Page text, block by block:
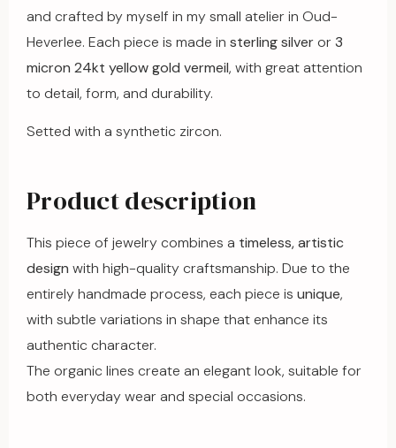
and crafted by myself in my small atelier in Oud-
Heverlee. Each piece is made in sterling silveror3
micron 24kt yellow gold vermeil, with great attention
to detail, form, and durability.
Setted with a synthetic zircon.
Product description
This piece of jewelry combines a timeless, artistic
design with high-quality craftsmanship. Due to the
entirely handmade process, each piece is unique,
with subtle variations in shape that enhance its
authentic character.
The organic lines create an elegant look, suitable for
both everyday wear and special occasions.